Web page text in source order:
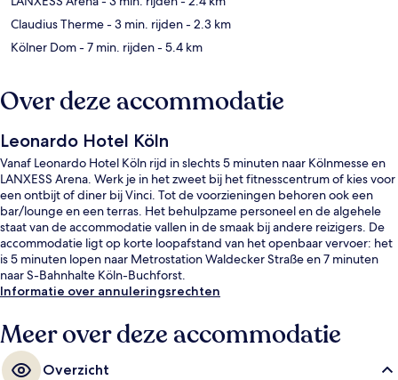
Claudius Therme- 3 min. rijden- 2.3 km
Kölner Dom- 7 min. rijden- 5.4 km
Over deze accommodatie
Leonardo Hotel Köln
Vanaf Leonardo Hotel Köln rijd in slechts 5 minuten naar Kölnmesse en
LANXESS Arena. Werk je in het zweet bij het fitnesscentrum of kies voor
een ontbijt of diner bij Vinci. Tot de voorzieningen behoren ook een
bar/lounge en een terras. Het behulpzame personeel en de algehele
staat van de accommodatie vallen in de smaak bij andere reizigers. De
accommodatie ligt op korte loopafstand van het openbaar vervoer: het
is 5 minuten lopen naar Metrostation Waldecker Straße en 7 minuten
naar S-Bahnhalte Köln-Buchforst.
Informatie over annuleringsrechten
Meer over deze accommodatie
Overzicht